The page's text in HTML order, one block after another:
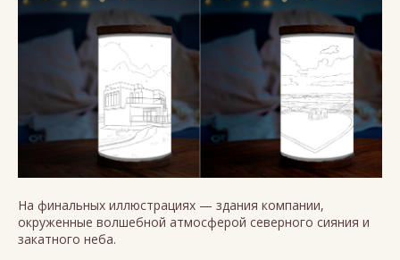
На финальных иллюстрациях — здания компании,
окруженные волшебной атмосферой северного сияния и
закатного неба.